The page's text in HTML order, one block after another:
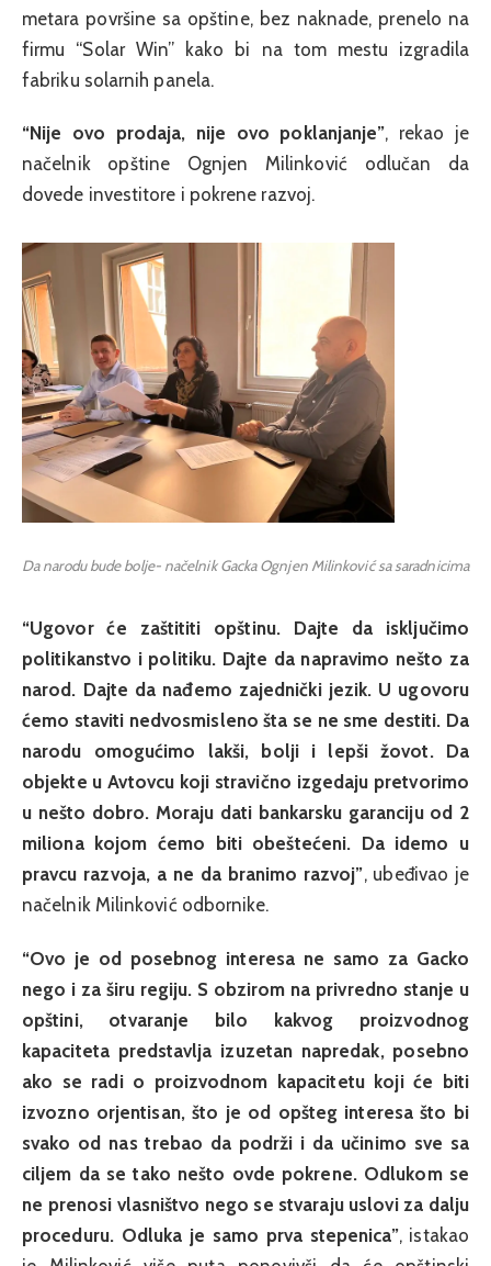
metara površine sa opštine, bez naknade, prenelo na
firmu “Solar Win” kako bi na tom mestu izgradila
fabriku solarnih panela.
“Nije ovo prodaja, nije ovo poklanjanje”, rekao je
načelnik opštine Ognjen Milinković odlučan da
dovede investitore i pokrene razvoj.
Da narodu bude bolje- načelnik Gacka Ognjen Milinković sa saradnicima
“Ugovor će zaštititi opštinu. Dajte da isključimo
politikanstvo i politiku. Dajte da napravimo nešto za
narod. Dajte da nađemo zajednički jezik. U ugovoru
ćemo staviti nedvosmisleno šta se ne sme destiti. Da
narodu omogućimo lakši, bolji i lepši žovot. Da
objekte u Avtovcu koji stravično izgedaju pretvorimo
u nešto dobro. Moraju dati bankarsku garanciju od 2
miliona kojom ćemo biti obeštećeni. Da idemo u
pravcu razvoja, a ne da branimo razvoj”, ubeđivao je
načelnik Milinković odbornike.
“Ovo je od posebnog interesa ne samo za Gacko
nego i za širu regiju. S obzirom na privredno stanje u
opštini, otvaranje bilo kakvog proizvodnog
kapaciteta predstavlja izuzetan napredak, posebno
ako se radi o proizvodnom kapacitetu koji će biti
izvozno orjentisan, što je od opšteg interesa što bi
svako od nas trebao da podrži i da učinimo sve sa
ciljem da se tako nešto ovde pokrene. Odlukom se
ne prenosi vlasništvo nego se stvaraju uslovi za dalju
proceduru. Odluka je samo prva stepenica”, istakao